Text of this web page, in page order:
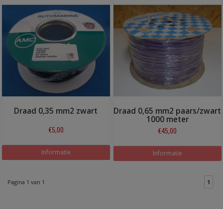
Draad 0,35 mm2 zwart
€5,00
Informatie
Draad 0,65 mm2 paars/zwart
1000 meter
€45,00
Informatie
Pagina 1 van 1 1